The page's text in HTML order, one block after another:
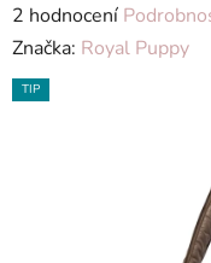
Průměrné
hodnocení
produktu
2 hodnocení
Značka: Royal Puppy
TIP